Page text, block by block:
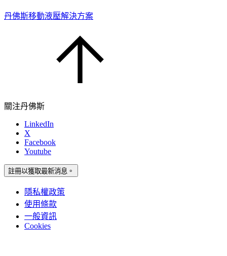
丹佛斯移動液壓解決方案
關注丹佛斯
LinkedIn
X
Facebook
Youtube
註冊以獲取最新消息。
隱私權政策
使用條款
一般資訊
Cookies